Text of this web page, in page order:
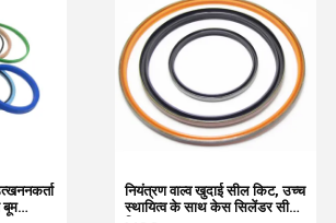
नियंत्रण वाल्व खुदाई सील किट, उच्च
स्थायित्व के साथ केस सिलेंडर सील
बूम